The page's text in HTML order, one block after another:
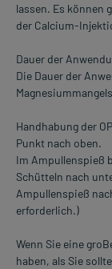
lassen. Es können
der Calcium-
Dauer der
Die Dauer der
Handhabung der
Punkt nach oben.
Im Ampullenspieß
Schütteln nach
Ampullenspieß
erforderlich.)
Wenn Sie eine
haben, als Sie